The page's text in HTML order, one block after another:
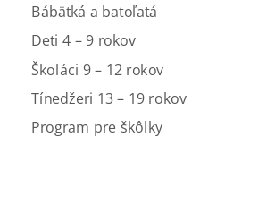
Bábätká a batoľatá
Deti 4 – 9 rokov
Školáci 9 – 12 rokov
Tínedžeri 13 – 19 rokov
Program pre škôlky